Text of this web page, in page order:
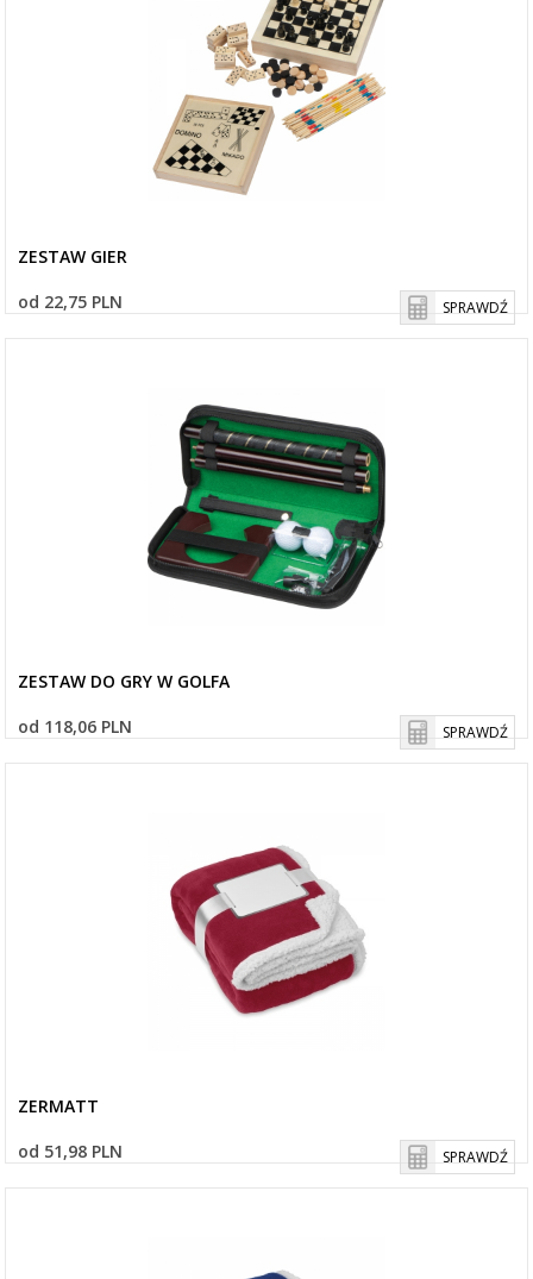
ZESTAW GIER
od 22,75 PLN
SPRAWDŹ
ZESTAW DO GRY W GOLFA
od 118,06 PLN
SPRAWDŹ
ZERMATT
od 51,98 PLN
SPRAWDŹ